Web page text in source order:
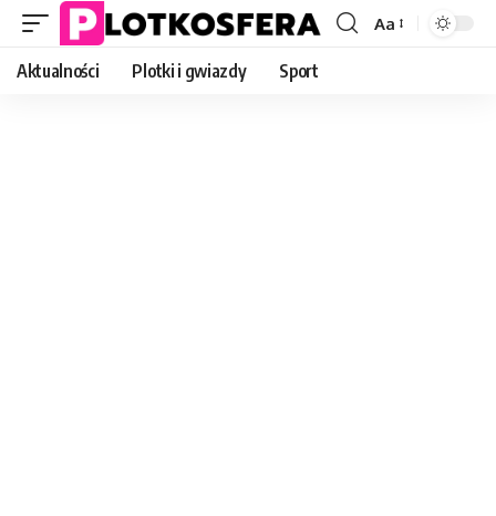
Font
Aa
Aktualności Plotki i gwiazdy Sport